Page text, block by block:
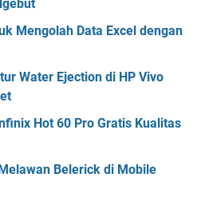
Mengolah Data Excel dengan
Water Ejection di HP Vivo
Hot 60 Pro Gratis Kualitas
Belerick di Mobile